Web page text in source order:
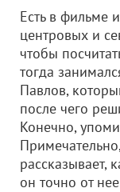
Есть в фильме
центровых и
чтобы
тогда
Павлов,
после чего
Конечно,
рассказывает,
он точно от